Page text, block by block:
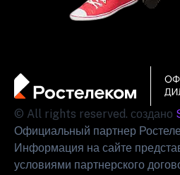
© All rights reserved. создано
Официальный партнер
Информация на сайте
условиями партнерского